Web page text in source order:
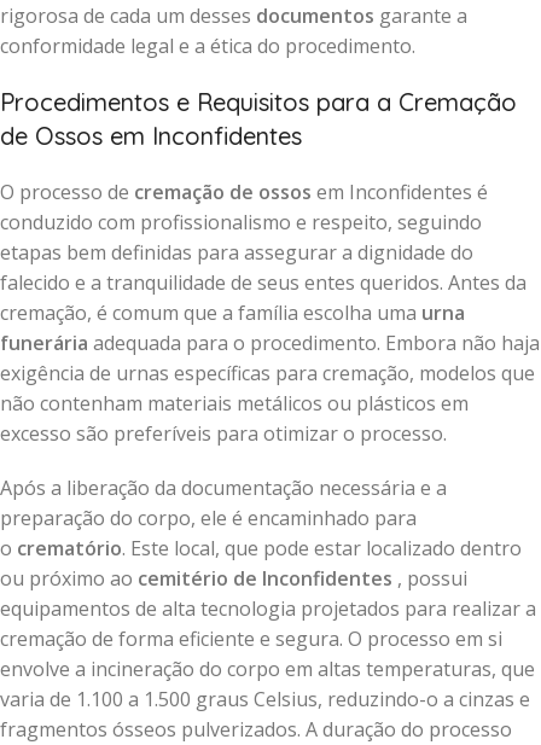
rigorosa de cada um desses documentos garante a
conformidade legal e a ética do procedimento.
Procedimentos e Requisitos para a Cremação
de Ossos em Inconfidentes
O processo de cremação de ossos em Inconfidentes é
conduzido com profissionalismo e respeito, seguindo
etapas bem definidas para assegurar a dignidade do
falecido e a tranquilidade de seus entes queridos. Antes da
cremação, é comum que a família escolha uma urna
funerária adequada para o procedimento. Embora não haja
exigência de urnas específicas para cremação, modelos que
não contenham materiais metálicos ou plásticos em
excesso são preferíveis para otimizar o processo.
Após a liberação da documentação necessária e a
preparação do corpo, ele é encaminhado para
o crematório. Este local, que pode estar localizado dentro
ou próximo ao cemitério de Inconfidentes , possui
equipamentos de alta tecnologia projetados para realizar a
cremação de forma eficiente e segura. O processo em si
envolve a incineração do corpo em altas temperaturas, que
varia de 1.100 a 1.500 graus Celsius, reduzindo-o a cinzas e
fragmentos ósseos pulverizados. A duração do processo